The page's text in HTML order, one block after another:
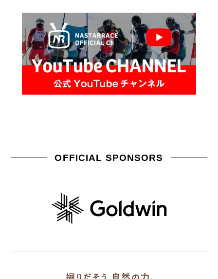
OFFICIAL SPONSORS